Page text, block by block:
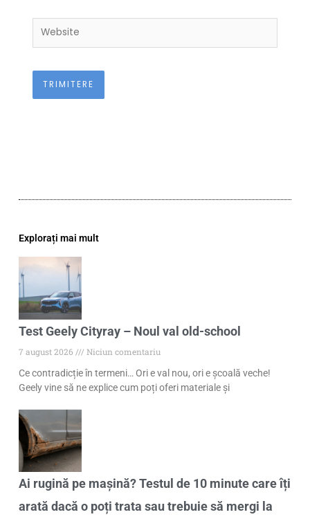
Website
Explorați mai mult
Test Geely Cityray – Noul val old-school
7 august 2026
Niciun comentariu
Ce contradicție în termeni… Ori e val nou, ori e școală veche!
Geely vine să ne explice cum poți oferi materiale și
Ai rugină pe mașină? Testul de 10 minute care îți
arată dacă o poți trata sau trebuie să mergi la